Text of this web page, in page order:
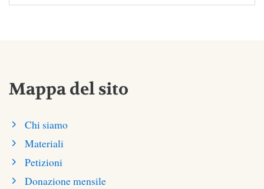
Mappa del sito
Chi siamo
Materiali
Petizioni
Donazione mensile